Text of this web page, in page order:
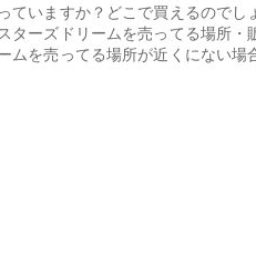
ていますか？どこで買えるのでし
ターズドリームを売ってる場所・
ムを売ってる場所が近くにない場